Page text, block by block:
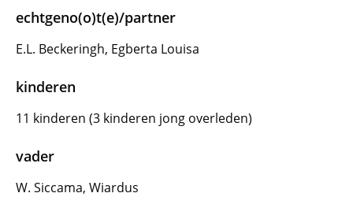
echtgeno(o)t(e)/partner
E.L. Beckeringh, Egberta Louisa
kinderen
11 kinderen (3 kinderen jong overleden)
vader
W. Siccama, Wiardus